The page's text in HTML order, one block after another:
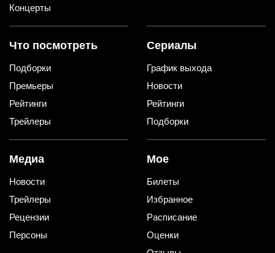
Концерты
Что посмотреть
Подборки
Премьеры
Рейтинги
Трейлеры
Сериалы
График выхода
Новости
Рейтинги
Подборки
Медиа
Новости
Трейлеры
Рецензии
Персоны
Мое
Билеты
Избранное
Расписание
Оценки